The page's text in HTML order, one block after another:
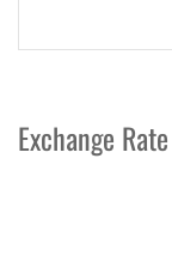
Exchange Rate